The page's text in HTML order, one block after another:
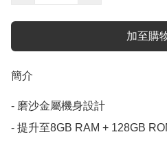
加至購
簡介
- 磨沙金屬機身設計
- 提升至8GB RAM + 128GB